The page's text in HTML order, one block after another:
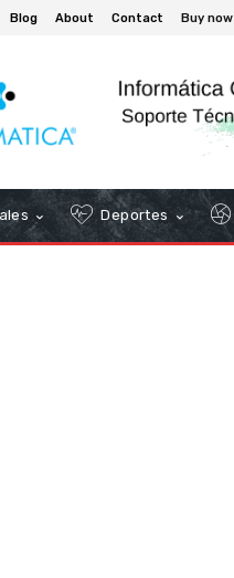
Blog About Contact Buy now
Deportes